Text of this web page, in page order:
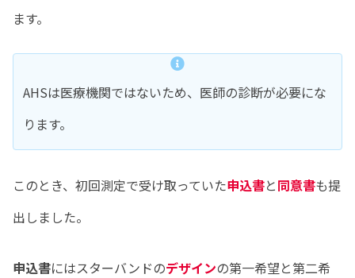
ます。
AHSは医療機関ではないため、医師の診断が必要にな
ります。
このとき、初回測定で受け取っていた申込書と同意書も提
出しました。
申込書にはスターバンドのデザインの第一希望と第二希